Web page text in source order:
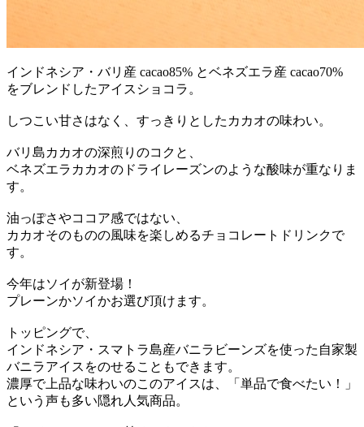
インドネシア・バリ産 cacao85% とベネズエラ産 cacao70%
をブレンドしたアイスショコラ。
しつこい甘さはなく、すっきりとしたカカオの味わい。
バリ島カカオの深煎りのコクと、
ベネズエラカカオのドライレーズンのような酸味が重なりま
す。
油っぽさやココア感ではない、
カカオそのものの風味を楽しめるチョコレートドリンクで
す。
今年はソイが新登場！
プレーンかソイかお選び頂けます。
トッピングで、
インドネシア・スマトラ島産バニラビーンズを使った自家製
バニラアイスをのせることもできます。
濃厚で上品な味わいのこのアイスは、「単品で食べたい！」
という声も多い隠れ人気商品。